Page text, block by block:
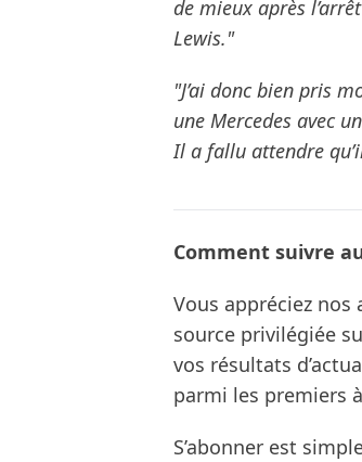
de mieux après
Lewis."
"J’ai donc bien pris
une Mercedes avec
Il a fallu attendre
Comment suivre
Vous appréciez
source privilégiée
vos résultats
parmi les premiers
S’abonner est